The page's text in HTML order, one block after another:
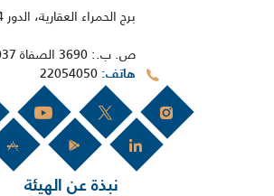
برج الحمراء العقارية، الدور 44
ص. ب.: 3690 الصفاة 13037
هاتف
نبذة عن الهيئة